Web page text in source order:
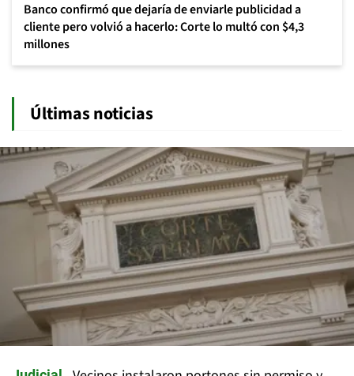
Banco confirmó que dejaría de enviarle publicidad a
cliente pero volvió a hacerlo: Corte lo multó con $4,3
millones
Últimas noticias